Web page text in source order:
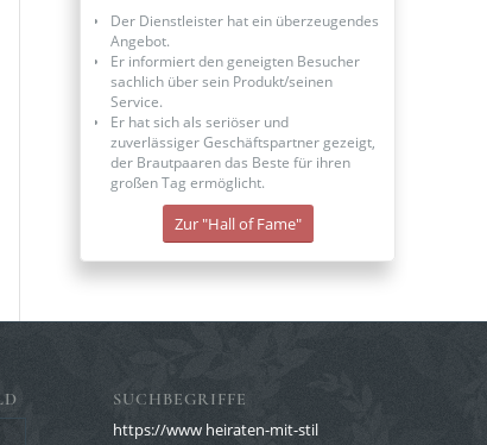
Der Dienstleister hat ein überzeugendes
Angebot.
Er informiert den geneigten Besucher
sachlich über sein Produkt/seinen
Service.
Er hat sich als seriöser und
zuverlässiger Geschäftspartner gezeigt,
der Brautpaaren das Beste für ihren
großen Tag ermöglicht.
Zur "Hall of Fame"
SUCHBEGRIFFE
https://www heiraten-mit-stil